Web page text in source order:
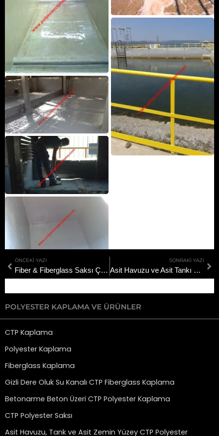
Prev
ÖNCEKI YAZI
Fiber & Fiberglass Saksı Çiçeklik Üretimi
SONRAKI YAZI
Asit Havuzu ve Asit Tankı CTP Polyester Kaplama ve İmalatı
POLYESTER KAPLAMA VE ÜRÜNLER
CTP Kaplama
Polyester Kaplama
Fiberglass Kaplama
Gizli Dere Oluk Su Kanalı CTP Fiberglass Kaplama
Betonarme Beton Üzeri CTP Polyester Kaplama
CTP Polyester Saksı
Asit Havuzu, Tank ve Asit Zemin Yüzey CTP Polyester